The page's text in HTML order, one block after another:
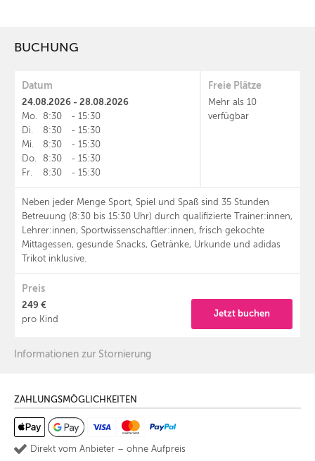
BUCHUNG
Datum
24.08.2026 - 28.08.2026
Mo. 8:30 - 15:30
Di.
8:30 - 15:30
Mi.
8:30 - 15:30
Do.
8:30 - 15:30
Fr.
8:30 - 15:30
Neben jeder Menge Sport, Spiel und Spaß sind 35 Stunden
Betreuung (8:30 bis 15:30 Uhr) durch qualifizierte Trainer:innen,
Lehrer:innen, Sportwissenschaftler:innen, frisch gekochte
Mittagessen, gesunde Snacks, Getränke, Urkunde und adidas
Trikot inklusive.
Freie Plätze
Mehr als 10
verfügbar
Preis
249 €
pro Kind
Jetzt buchen
Informationen zur Stornierung
ZAHLUNGSMÖGLICHKEITEN
Direkt vom Anbieter – ohne Aufpreis